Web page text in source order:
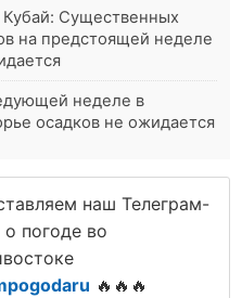
Кубай: Существенных
на предстоящей неделе
неделе в
осадков не ожидается
наш Телеграм-
о погоде во
🔥🔥🔥